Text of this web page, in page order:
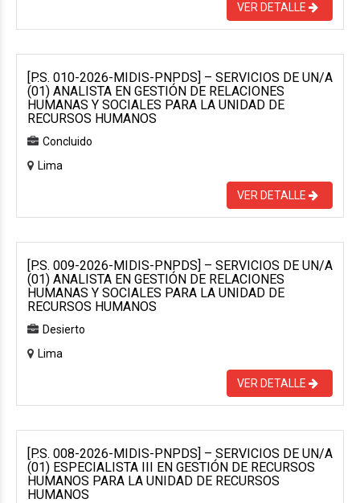
VER DETALLE
[P.S. 010-2026-MIDIS-PNPDS] – SERVICIOS DE UN/A
(01) ANALISTA EN GESTIÓN DE RELACIONES
HUMANAS Y SOCIALES PARA LA UNIDAD DE
RECURSOS HUMANOS
Concluido
Lima
VER DETALLE
[P.S. 009-2026-MIDIS-PNPDS] – SERVICIOS DE UN/A
(01) ANALISTA EN GESTIÓN DE RELACIONES
HUMANAS Y SOCIALES PARA LA UNIDAD DE
RECURSOS HUMANOS
Desierto
Lima
VER DETALLE
[P.S. 008-2026-MIDIS-PNPDS] – SERVICIOS DE UN/A
(01) ESPECIALISTA III EN GESTIÓN DE RECURSOS
HUMANOS PARA LA UNIDAD DE RECURSOS
HUMANOS